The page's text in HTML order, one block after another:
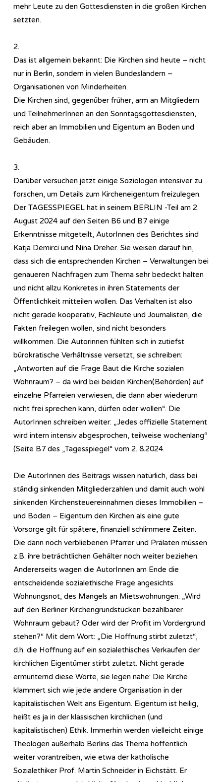
mehr Leute zu den Gottesdiensten in die großen Kirchen
setzten.
2.
Das ist allgemein bekannt: Die Kirchen sind heute – nicht
nur in Berlin, sondern in vielen Bundesländern –
Organisationen von Minderheiten.
Die Kirchen sind, gegenüber früher, arm an Mitgliedern
und TeilnehmerInnen an den Sonntagsgottesdiensten,
reich aber an Immobilien und Eigentum an Boden und
Gebäuden.
3.
Darüber versuchen jetzt einige Soziologen intensiver zu
forschen, um Details zum Kircheneigentum freizulegen.
Der TAGESSPIEGEL hat in seinem BERLIN -Teil am 2.
August 2024 auf den Seiten B6 und B7 einige
Erkenntnisse mitgeteilt, AutorInnen des Berichtes sind
Katja Demirci und Nina Dreher. Sie weisen darauf hin,
dass sich die entsprechenden Kirchen – Verwaltungen bei
genaueren Nachfragen zum Thema sehr bedeckt halten
und nicht allzu Konkretes in ihren Statements der
Öffentlichkeit mitteilen wollen. Das Verhalten ist also
nicht gerade kooperativ, Fachleute und Journalisten, die
Fakten freilegen wollen, sind nicht besonders
willkommen. Die Autorinnen fühlten sich in zutiefst
bürokratische Verhältnisse versetzt, sie schreiben:
„Antworten auf die Frage Baut die Kirche sozialen
Wohnraum? – da wird bei beiden Kirchen(Behörden) auf
einzelne Pfarreien verwiesen, die dann aber wiederum
nicht frei sprechen kann, dürfen oder wollen“. Die
AutorInnen schreiben weiter: „Jedes offizielle Statement
wird intern intensiv abgesprochen, teilweise wochenlang“
(Seite B7 des „Tagesspiegel“ vom 2. 8.2024.
Die AutorInnen des Beitrags wissen natürlich, dass bei
ständig sinkenden Mitgliederzahlen und damit auch wohl
sinkenden Kirchensteuereinnahmen dieses Immobilien –
und Boden – Eigentum den Kirchen als eine gute
Vorsorge gilt für spätere, finanziell schlimmere Zeiten.
Die dann noch verbliebenen Pfarrer und Prälaten müssen
z.B. ihre beträchtlichen Gehälter noch weiter beziehen.
Andererseits wagen die AutorInnen am Ende die
entscheidende sozialethische Frage angesichts
Wohnungsnot, des Mangels an Mietswohnungen: „Wird
auf den Berliner Kirchengrundstücken bezahlbarer
Wohnraum gebaut? Oder wird der Profit im Vordergrund
stehen?“ Mit dem Wort: „Die Hoffnung stirbt zuletzt“,
d.h. die Hoffnung auf ein sozialethisches Verkaufen der
kirchlichen Eigentümer stirbt zuletzt. Nicht gerade
ermunternd diese Worte, sie legen nahe: Die Kirche
klammert sich wie jede andere Organisation in der
kapitalistischen Welt ans Eigentum. Eigentum ist heilig,
heißt es ja in der klassischen kirchlichen (und
kapitalistischen) Ethik. Immerhin werden vielleicht einige
Theologen außerhalb Berlins das Thema hoffentlich
weiter vorantreiben, wie etwa der katholische
Sozialethiker Prof. Martin Schneider in Eichstätt. Er